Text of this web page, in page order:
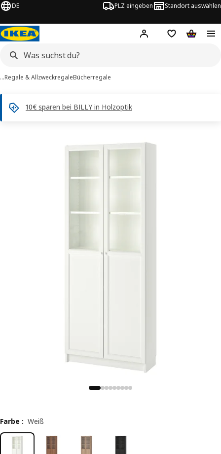
DE PLZ eingeben Standort auswählen
Hej! Hier einloggen
Merkzettel
…Regale & AllzweckregaleBücherregale
10€ sparen bei BILLY in Holzoptik
Farbe : Weiß